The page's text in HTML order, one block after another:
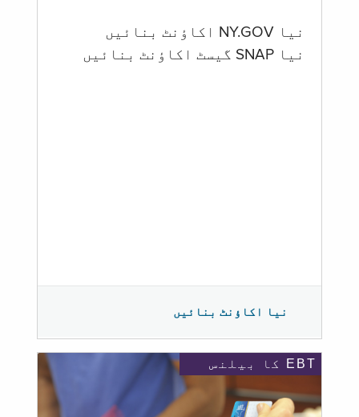
نیا NY.GOV اکاؤنٹ بنائیں
نیا SNAP گیسٹ اکاؤنٹ بنائیں
نیا اکاؤنٹ بنائیں
EBT کا بیلنس